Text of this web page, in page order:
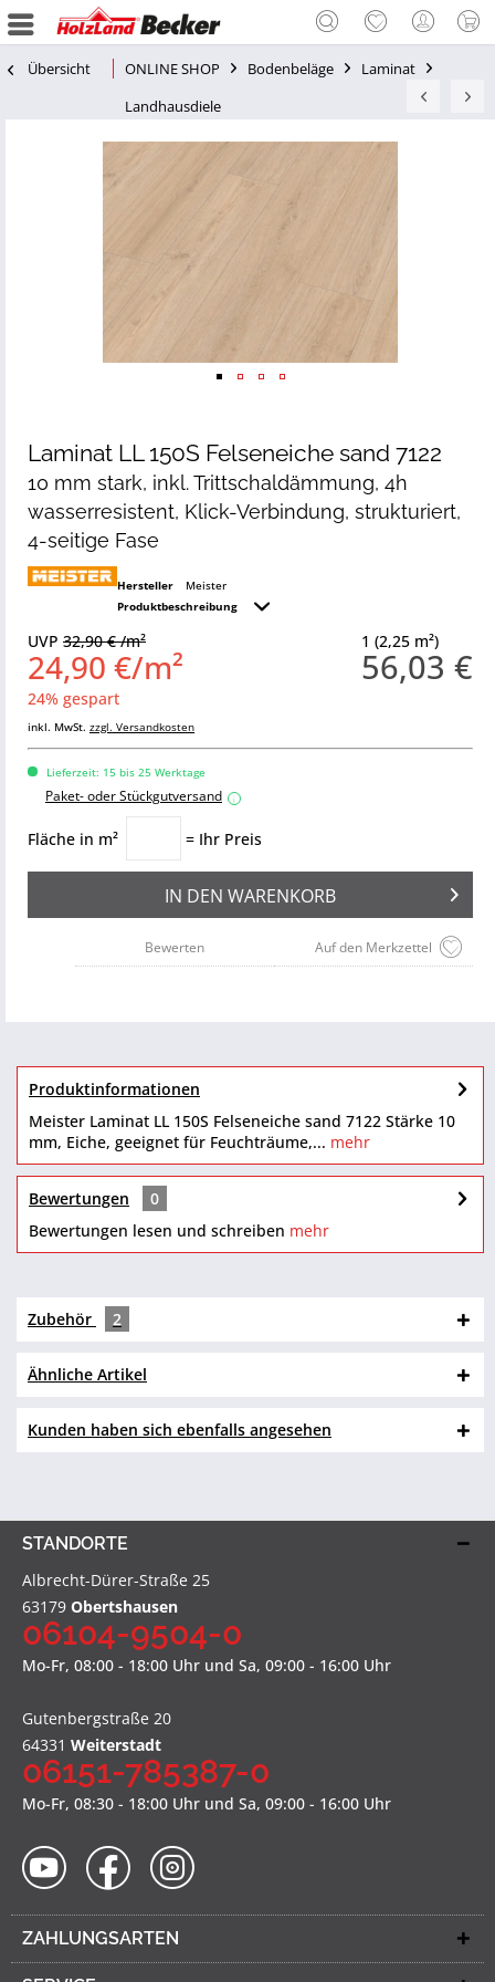
Übersicht ONLINE SHOP Bodenbeläge
Laminat
Landhausdiele
Laminat LL 150S Felseneiche sand 7122
10 mm stark, inkl. Trittschaldämmung, 4h
wasserresistent, Klick-Verbindung, strukturiert,
4-seitige Fase
Hersteller
Meister
Produktbeschreibung
1 (2,25 m²)
56,03 €
UVP 32,90 € /m²
24,90 €/m²
24% gespart
inkl. MwSt. zzgl. Versandkosten
Lieferzeit: 15 bis 25 Werktage
Paket- oder Stückgutversand i
Fläche in m² = Ihr Preis
IN DEN WARENKORB
Auf den Merkzettel
Bewerten
Produktinformationen
Meister Laminat LL 150S Felseneiche sand 7122 Stärke 10
mm, Eiche, geeignet für Feuchträume,... mehr
Bewertungen
0
Bewertungen lesen und schreiben mehr
Zubehör 2
Ähnliche Artikel
Kunden haben sich ebenfalls angesehen
STANDORTE
Albrecht-Dürer-Straße 25
63179 Obertshausen
06104-9504-0
Mo-Fr, 08:00 - 18:00 Uhr und Sa, 09:00 - 16:00 Uhr
Gutenbergstraße 20
64331 Weiterstadt
06151-785387-0
Mo-Fr, 08:30 - 18:00 Uhr und Sa, 09:00 - 16:00 Uhr
ZAHLUNGSARTEN